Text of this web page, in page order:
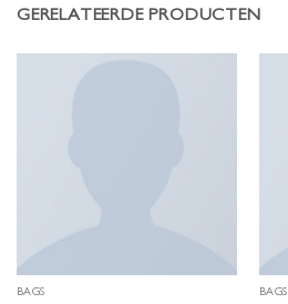
GERELATEERDE PRODUCTEN
BAGS BAGS